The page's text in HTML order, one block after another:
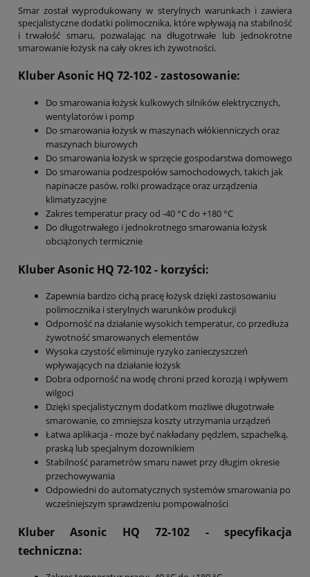
Smar został wyprodukowany w sterylnych warunkach i zawiera
specjalistyczne dodatki polimocznika, które wpływają na stabilność
i trwałość smaru, pozwalając na długotrwałe lub jednokrotne
smarowanie łożysk na cały okres ich żywotności.
Kluber Asonic HQ 72-102- zastosowanie:
Do smarowania łożysk kulkowych silników elektrycznych,
wentylatorów i pomp
Do smarowania łożysk w maszynach włókienniczych oraz
maszynach biurowych
Do smarowania łożysk w sprzęcie gospodarstwa domowego
Do smarowania podzespołów samochodowych, takich jak
napinacze pasów, rolki prowadzące oraz urządzenia
klimatyzacyjne
Zakres temperatur pracy od -40 °C do +180 °C
Do długotrwałego i jednokrotnego smarowania łożysk
obciążonych termicznie
Kluber Asonic HQ 72-102- korzyści:
Zapewnia bardzo cichą pracę łożysk dzięki zastosowaniu
polimocznika i sterylnych warunków produkcji
Odporność na działanie wysokich temperatur, co przedłuża
żywotność smarowanych elementów
Wysoka czystość eliminuje ryzyko zanieczyszczeń
wpływających na działanie łożysk
Dobra odporność na wodę chroni przed korozją i wpływem
wilgoci
Dzięki specjalistycznym dodatkom możliwe długotrwałe
smarowanie, co zmniejsza koszty utrzymania urządzeń
Łatwa aplikacja - może być nakładany pędzlem, szpachelką,
praską lub specjalnym dozownikiem
Stabilność parametrów smaru nawet przy długim okresie
przechowywania
Odpowiedni do automatycznych systemów smarowania po
wcześniejszym sprawdzeniu pompowalności
Kluber Asonic HQ 72-102 - specyfikacja
techniczna: